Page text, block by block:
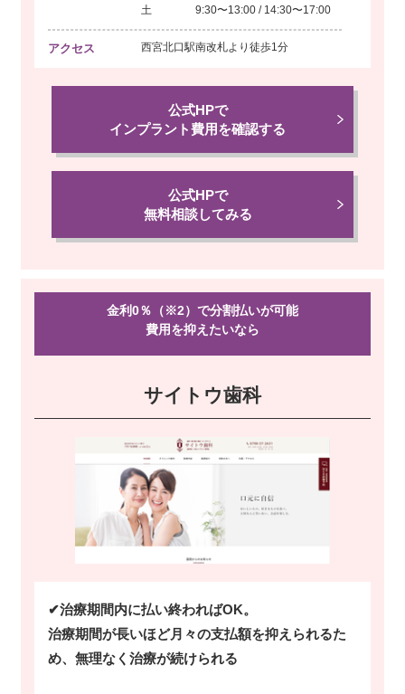
土 9:30〜13:00 / 14:30〜17:00
アクセス 西宮北口駅南改札より 徒歩1分
公式HPで
インプラント費用を確認する
公式HPで
無料相談してみる
金利0％（※2）で分割払いが可能
費用を抑えたいなら
サイトウ歯科
✔治療期間内に払い終わればOK。
治療期間が長いほど月々の支払額を抑えられるた
め、無理なく治療が続けられる